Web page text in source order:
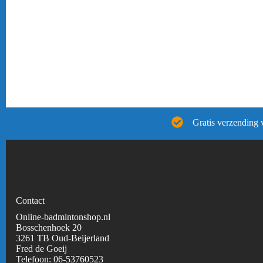
Gratis verzending
Contact
Online-badmintonshop.nl
Bosschenhoek 20
3261 TB Oud-Beijerland
Fred de Goeij
Telefoon: 06-53760523